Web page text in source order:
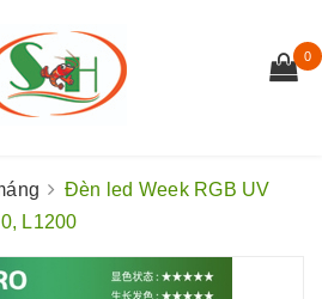
0
Đèn led Week RGB UV
L1200